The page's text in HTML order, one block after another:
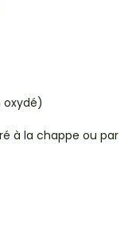
à la chappe ou par